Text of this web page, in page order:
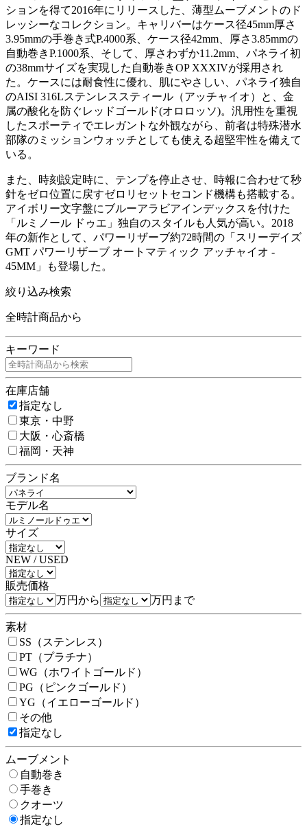
ションを得て2016年にリリースした、薄型ムーブメントのド
レッシーなコレクション。キャリバーはケース径45mm厚さ
3.95mmの手巻き式P.4000系、ケース径42mm、厚さ3.85mmの
自動巻きP.1000系、そして、厚さわずか11.2mm、パネライ初
の38mmサイズを実現した自動巻きOP XXXIVが採用され
た。ケースには耐食性に優れ、肌にやさしい、パネライ独自
のAISI 316Lステンレススティール（アッチャイオ）と、金
属の酸化を防ぐレッドゴールド(オロロッソ)。汎用性を重視
したスポーティでエレガントな外観ながら、前者は特殊潜水
部隊のミッションウォッチとしても使える超堅牢性を備えて
いる。
また、時刻設定時に、テンプを停止させ、時報に合わせて秒
針をゼロ位置に戻すゼロリセットセコンド機構も搭載する。
アイボリー文字盤にブルーアラビアインデックスを付けた
「ルミノール ドゥエ」独自のスタイルも人気が高い。2018
年の新作として、パワーリザーブ約72時間の「スリーデイズ
GMT パワーリザーブ オートマティック アッチャイオ -
45MM」も登場した。
絞り込み検索
全時計商品から
キーワード
在庫店舗
指定なし
東京・中野
大阪・心斎橋
福岡・天神
ブランド名
モデル名
サイズ
NEW / USED
販売価格
万円から
万円まで
素材
SS（ステンレス）
PT（プラチナ）
WG（ホワイトゴールド）
PG（ピンクゴールド）
YG（イエローゴールド）
その他
指定なし
ムーブメント
自動巻き
手巻き
クオーツ
指定なし